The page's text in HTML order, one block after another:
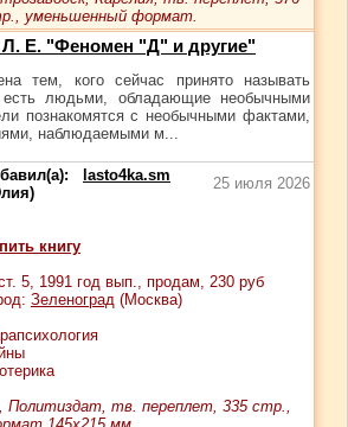
уменьшенный формат.
Е. "Феномен "Д" и другие"
тем, кого сейчас принято называть
есть людьми, обладающие необычными
познакомятся с необычными фактами,
наблюдаемыми м...
lasto4ka.sm
25 июля 2026
книгу
5, 1991 год вып., продам, 230 руб
Зеленоград (Москва)
Политиздат, тв. переплет, 335 стр.,